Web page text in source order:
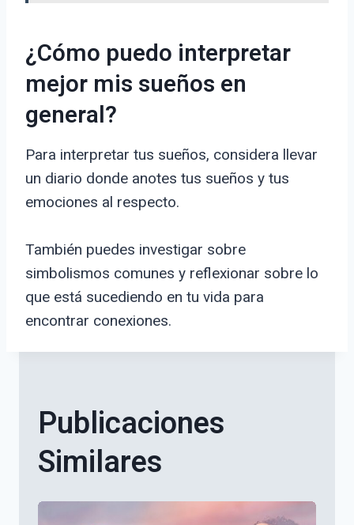
¿Cómo puedo interpretar
mejor mis sueños en
general?
Para interpretar tus sueños, considera llevar
un diario donde anotes tus sueños y tus
emociones al respecto.
También puedes investigar sobre
simbolismos comunes y reflexionar sobre lo
que está sucediendo en tu vida para
encontrar conexiones.
Publicaciones
Similares